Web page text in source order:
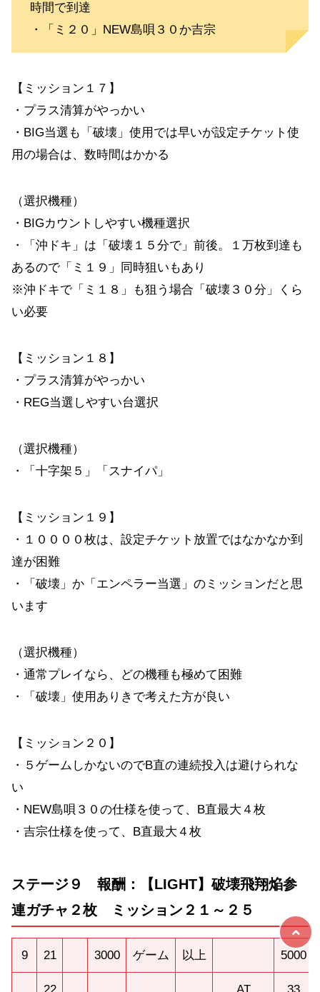
時間で到達
・「ミ２０」NEW島唄３０か吉宗
【ミッション１７】
・プラス清算がやっかい
・BIG当選も「破壊」使用では早いが設定チケット使
用の場合は、数時間はかかる
（選択機種）
・BIGカウントしやすい機種選択
・「沖ドキ」は「破壊１５分で」前後。１万枚到達も
あるので「ミ１９」同時狙いもあり
※沖ドキで「ミ１８」も狙う場合「破壊３０分」くら
い必要
【ミッション１８】
・プラス清算がやっかい
・REG当選しやすい台選択
（選択機種）
・「十字架５」「スナイパ」
【ミッション１９】
・１００００枚は、設定チケット放置ではなかなか到
達が困難
・「破壊」か「エンペラー当選」のミッションだと思
います
（選択機種）
・通常プレイなら、どの機種も極めて困難
・「破壊」使用ありきで考えた方が良い
【ミッション２０】
・５ゲームしかないのでB直の連続投入は避けられな
い
・NEW島唄３０の仕様を使って、B直最大４枚
・吉宗仕様を使って、B直最大４枚
ステージ９ 報酬：【LIGHT】破壊飛翔焔参
連ガチャ２枚 ミッション２１～２５
9 21 3000 ゲーム 以上 5000